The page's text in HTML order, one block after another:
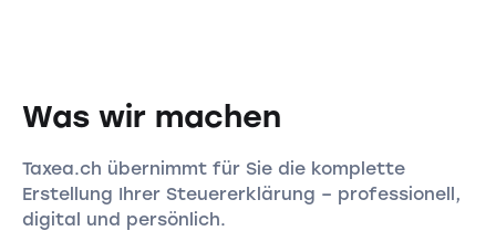
Was wir machen
Taxea.ch übernimmt für Sie die komplette
Erstellung Ihrer Steuererklärung – professionell,
digital und persönlich.